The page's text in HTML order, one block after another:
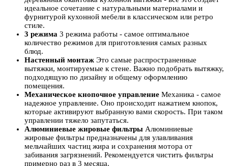
идеальное сочетание с натуральными материалами и
фурнитурой кухонной мебели в классическом или ретро
стиле.
3 режима 3 режима работы - самое оптимальное
количество режимов для приготовления самых разных
блюд.
Настенный монтаж Это самые распространенные
вытяжки, монтируемые к стене. Важно подобрать вытяжку,
подходящую по дизайну и общему оформлению
помещения.
Механическое кнопочное управление Механика - самое
надежное управление. Оно происходит нажатием кнопок,
которые активируют выбранную вами скорость. При таком
управлении тяжело запутаться.
Алюминиевые жировые фильтры Алюминиевые
жировые фильтры предназначены для улавливания
мельчайших частиц жира и сохранения мотора от
забивания загрязнений. Рекомендуется чистить фильтры
примерно раз в 3 месяца.